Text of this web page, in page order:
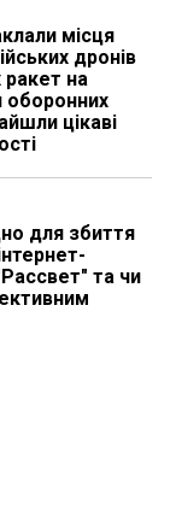
місця
дронів
ракет на
оборонних
цікаві
для збиття
та чи